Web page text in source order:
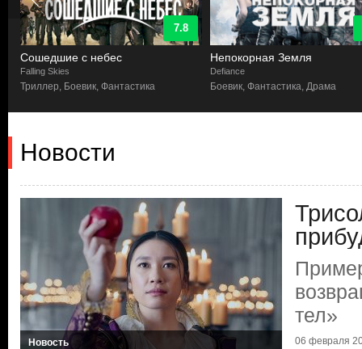
7.8
Сошедшие с небес
Falling Skies
Триллер, Боевик, Фантастика
Непокорная Земля
Defiance
Боевик, Фантастика, Драма
Новости
Новость
тел»
06 февраля